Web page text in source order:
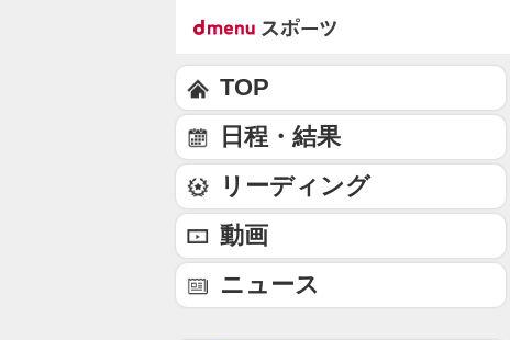
TOP
日程・結果
リーディング
動画
ニュース